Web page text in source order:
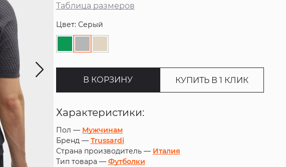
Таблица размеров
Цвет: Серый
В КОРЗИНУ КУПИТЬ В 1 КЛИК
Характеристики:
Пол — Мужчинам
Бренд — Trussardi
Страна производитель — Италия
Тип товара — Футболки